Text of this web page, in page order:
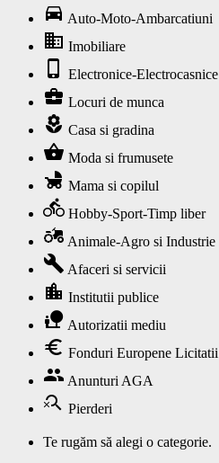
directions_car Auto-Moto-Ambarcatiuni
business Imobiliare
phone_iphone Electronice-Electrocasnice
business_center Locuri de munca
local_florist Casa si gradina
shopping_basket Moda si frumusete
child_friendly Mama si copilul
directions_bike Hobby-Sport-Timp liber
agriculture Animale-Agro si Industrie
build Afaceri si servicii
location_city Institutii publice
nature_people Autorizatii mediu
euro Fonduri Europene Licitatii
group Anunturi AGA
search_off Pierderi
Te rugăm să alegi o categorie.